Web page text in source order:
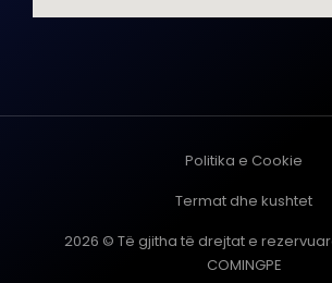
2026 © Të gjitha të drejtat e
COMINGPE
Politika e Cookie
Termat dhe kushtet